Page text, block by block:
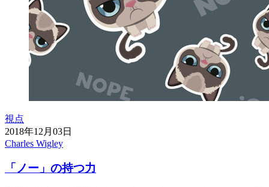
視点
2018年12月03日
Charles Wigley
「ノー」の持つ力